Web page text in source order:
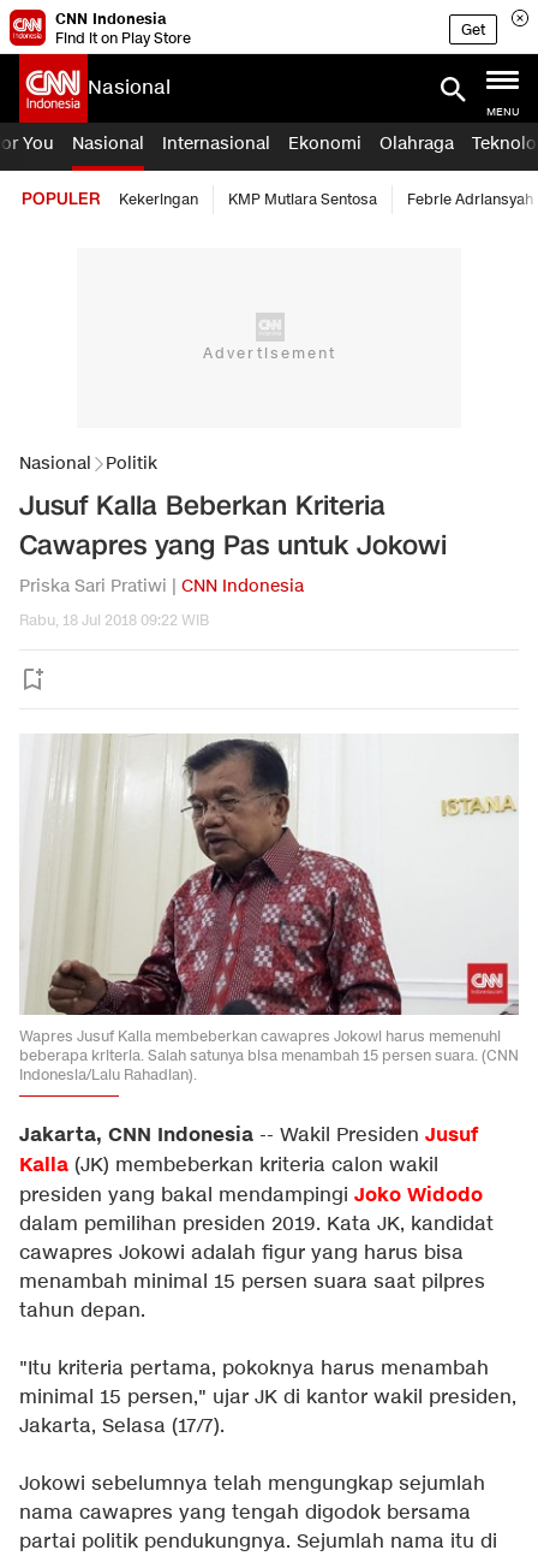
CNN Indonesia
Find it on Play Store
Get
Nasional
MENU
You Nasional Internasional Ekonomi Olahraga
POPULER Kekeringan KMP Mutiara Sentosa Febrie Adriansyah
Nasional Politik
Jusuf Kalla Beberkan Kriteria
Cawapres yang Pas untuk Jokowi
Priska Sari Pratiwi | CNN Indonesia
Rabu, 18 Jul 2018 09:22 WIB
Wapres Jusuf Kalla membeberkan cawapres Jokowi harus memenuhi
beberapa kriteria. Salah satunya bisa menambah 15 persen suara. (CNN
Indonesia/Lalu Rahadian).
Jakarta, CNN Indonesia -- Wakil Presiden Jusuf
Kalla (JK) membeberkan kriteria calon wakil
presiden yang bakal mendampingi Joko Widodo
dalam pemilihan presiden 2019. Kata JK, kandidat
cawapres Jokowi adalah figur yang harus bisa
menambah minimal 15 persen suara saat pilpres
tahun depan.
"Itu kriteria pertama, pokoknya harus menambah
minimal 15 persen," ujar JK di kantor wakil presiden,
Jakarta, Selasa (17/7).
Jokowi sebelumnya telah mengungkap sejumlah
nama cawapres yang tengah digodok bersama
partai politik pendukungnya. Sejumlah nama itu di